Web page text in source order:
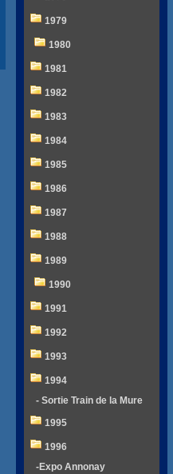
1979
1980
1981
1982
1983
1984
1985
1986
1987
1988
1989
1990
1991
1992
1993
1994
- Sortie Train de la Mure
1995
1996
-Expo Annonay